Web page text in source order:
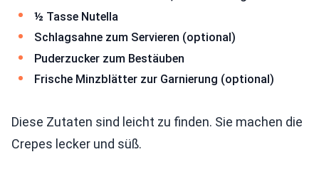
½ Tasse Nutella
Schlagsahne zum Servieren (optional)
Puderzucker zum Bestäuben
Frische Minzblätter zur Garnierung (optional)
Diese Zutaten sind leicht zu finden. Sie machen die
Crepes lecker und süß.